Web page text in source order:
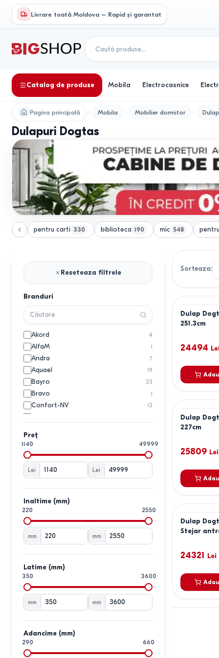
Livrare toată Moldova – Rapid și garantat
Catalog de produse Mobila Electrocasnice
Pagina principală Mobila Mobilier dormitor
Dulapuri Dogtas
pentru carti 330 biblioteca 190 mic 548
Reseteaza filtrele
Branduri
Akord 4
AlfaM 1
Andra 7
Aquael 19
Bayro 33
Bravo 1
Confort-NV 13
Decortie 3
Dogtas 9
DP 8
Fabrik Home 47
Fadome 3
Haaus
Halmar 4
IKEA 4
Indart
Jask 24
KompaniT
3
MBS 9
MG-Plus
ML Mobila
Mobildor Lux 7
Modalife 9
Preț
1140 49999
Lei Lei
Inaltime (mm)
220 2550
mm mm
Latime (mm)
350 3600
mm mm
Adancime (mm)
290 660
Sorteaza:
Dulap
251.3cm
24494
Dulap
227cm
25809 Lei
Dulap
Stejar
24321 Lei